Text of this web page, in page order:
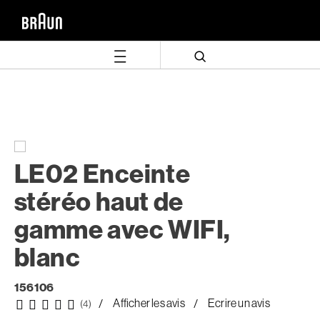
directement
LE02 Enceinte
stéréo haut de
gamme avec WIFI,
blanc
156106
(4) Afficher les avis Ecrire un avis